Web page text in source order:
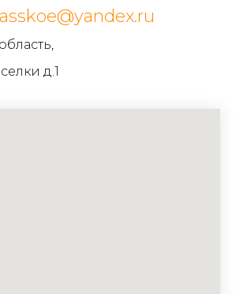
д.1